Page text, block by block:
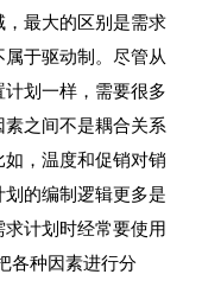
最大的区别是需求
于驱动制。尽管从
划一样，需要很多
之间不是耦合关系
，温度和促销对销
的编制逻辑更多是
计划时经常要使用
各种因素进行分